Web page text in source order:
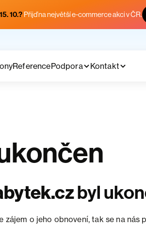
10.? Přijď na největší e-commerce akci v ČR.
ReferencePodpora Kontakt
byl
o jeho obnovení, tak se na nás